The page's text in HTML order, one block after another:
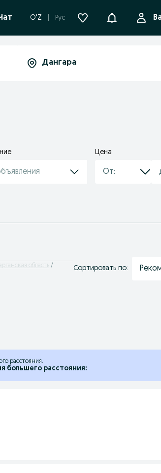
O'Z Рус Уведомления
Цена
область
Сортировать по:
расстояния.
большего расстояния: